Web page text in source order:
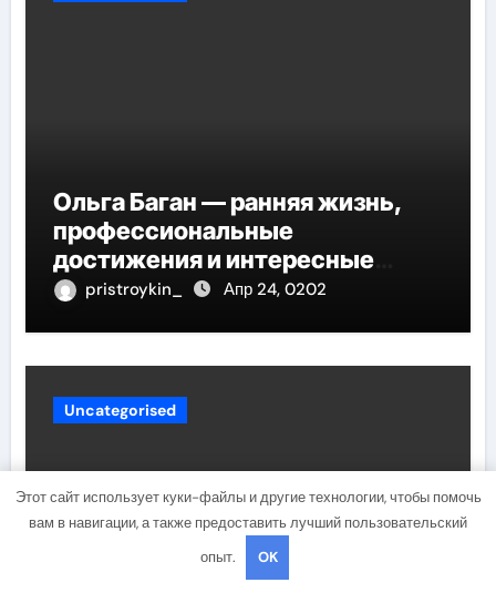
Ольга Баган — ранняя жизнь,
профессиональные
достижения и интересные
факты
pristroykin_ Апр 24, 0202
Uncategorised
Этот сайт использует куки-файлы и другие технологии, чтобы помочь
вам в навигации, а также предоставить лучший пользовательский
опыт.
OK